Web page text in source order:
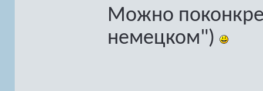
Можно
немецком")